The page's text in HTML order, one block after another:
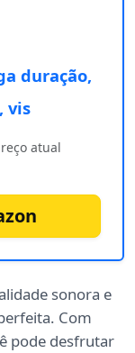
duração,
vis
atual
sonora e
Com
pode desfrutar